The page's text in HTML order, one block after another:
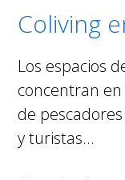
Coliving
Los espacios
concentran
de
y turistas…